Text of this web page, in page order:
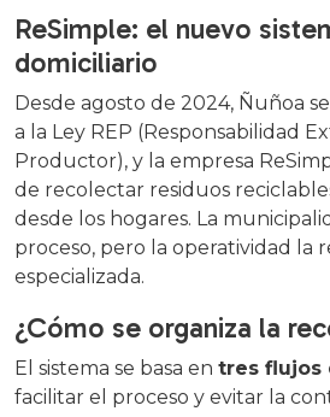
ReSimple: el nuevo
domiciliario
Desde agosto de 2024, Ñuñoa
a la Ley REP (Responsabilidad
Productor), y la empresa
de recolectar residuos
desde los hogares. La
proceso, pero la operatividad la
especializada.
¿Cómo se organiza la
El sistema se basa en tres flujos
facilitar el proceso y evitar la